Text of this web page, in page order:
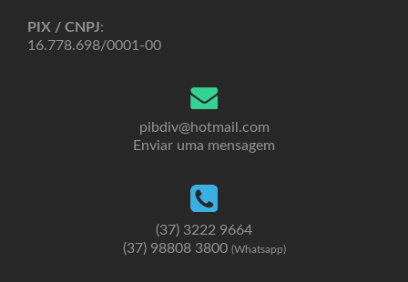
PIX / CNPJ:
16.778.698/0001-00
pibdiv@hotmail.com
Enviar uma mensagem
(37) 3222 9664
(37) 98808 3800 (Whatsapp)